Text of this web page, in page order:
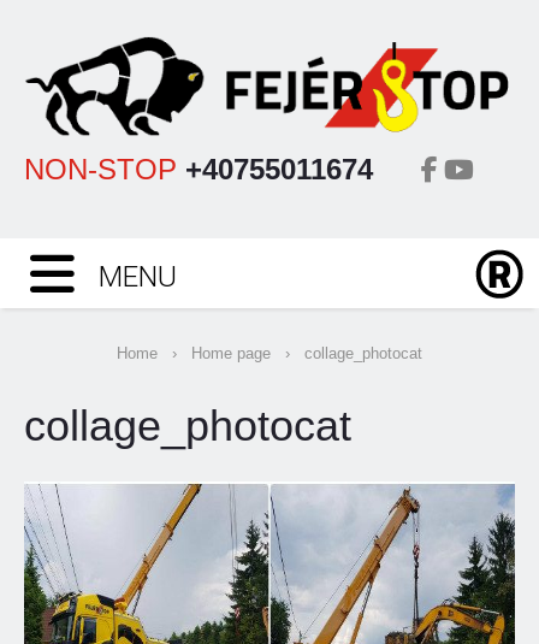
NON-STOP +40755011674
MENU
Home › Home page › collage_photocat
collage_photocat